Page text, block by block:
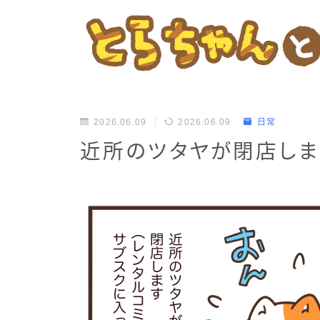
2026.06.09 2026.06.09 日常
近所のツタヤが閉店し